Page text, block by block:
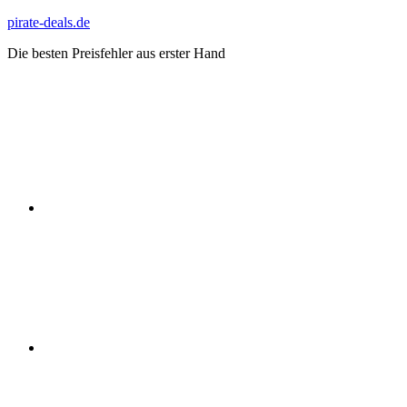
Zum
springen
pirate-deals.de
Die besten Preisfehler aus erster Hand